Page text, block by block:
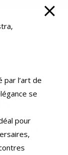
calme et
par l’art de
se
pour